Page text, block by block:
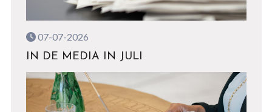
07-07-2026
IN DE MEDIA IN JULI